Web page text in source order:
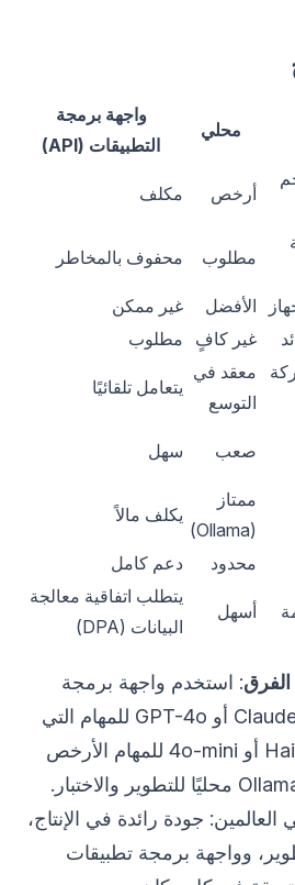
محلي
واجهة برمجة
التطبيقات (API)
أرخص مكلف
مطلوب محفوف بالمخاطر
الأفضل
غير ممكن
غير كافٍ
مطلوب
معقد في
التوسع
يتعامل تلقائيًا
صعب سهل
ممتاز
(Ollama)
يكلف مالاً
محدود دعم كامل
أسهل
يتطلب اتفاقية معالجة
البيانات (DPA)
الفرق: استخدم واجهة برمجة
تطبيقات عامة للإنتاج (Claude أو GPT-4o للمهام التي
تتطلب جودة عالية، Haiku أو 4o-mini للمهام الأرخص
ذات الحجم الكبير)، و Ollama محليًا للتطوير والاختبار.
جودة رائدة في الإنتاج،
وواجهة برمجة تطبيقات